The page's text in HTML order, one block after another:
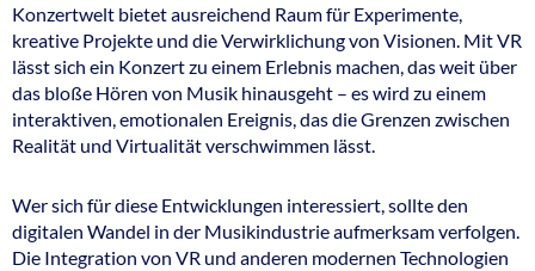
Konzertwelt bietet ausreichend Raum für Experimente,
kreative Projekte und die Verwirklichung von Visionen. Mit VR
lässt sich ein Konzert zu einem Erlebnis machen, das weit über
das bloße Hören von Musik hinausgeht – es wird zu einem
interaktiven, emotionalen Ereignis, das die Grenzen zwischen
Realität und Virtualität verschwimmen lässt.
Wer sich für diese Entwicklungen interessiert, sollte den
digitalen Wandel in der Musikindustrie aufmerksam verfolgen.
Die Integration von VR und anderen modernen Technologien